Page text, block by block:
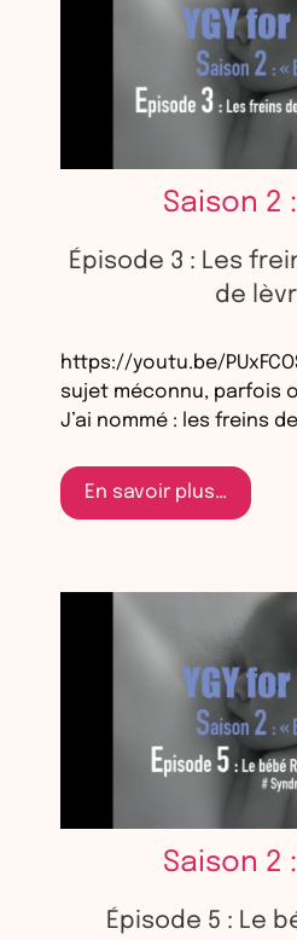
Saison 2
Épisode 3 : Les
de
https://youtu.be/
sujet méconnu, parfois
J’ai nommé : les freins
En savoir plus…
Saison 2
Épisode 5 : Le